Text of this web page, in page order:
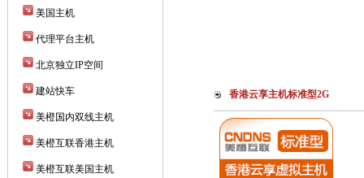
美国主机
代理平台主机
北京独立IP空间
建站快车
美橙国内双线主机
美橙互联香港主机
美橙互联美国主机
香港云享主机标准型2G